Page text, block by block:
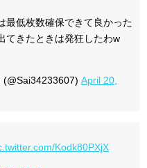
最低枚数確保できて良かった
てきたときは発狂したわw
April 20,
Kodk80PXjX